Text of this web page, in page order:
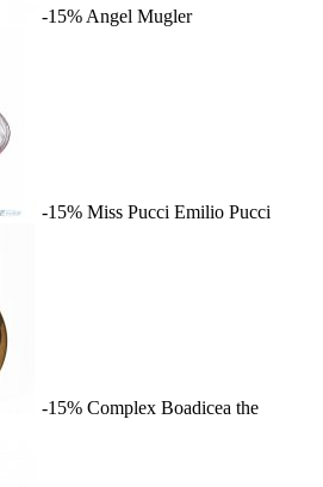
-15% Angel Mugler
-15% Miss Pucci Emilio Pucci
-15% Complex Boadicea the